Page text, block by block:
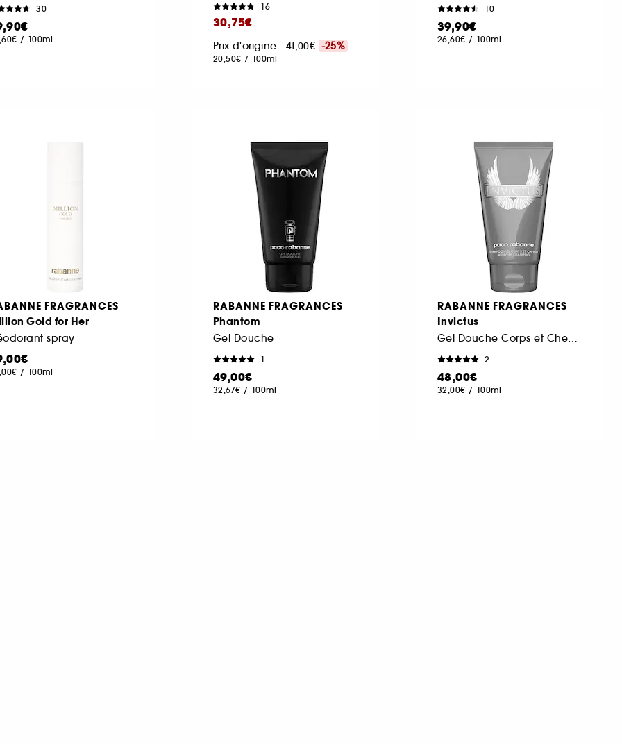
30
/ 100ml
16
30,75€
Prix d'origine : 41,00€ -25%
20,50€ / 100ml
10
39,90€
26,60€ / 100ml
FRAGRANCES
Gold for Her
spray
/ 100ml
RABANNE FRAGRANCES
Phantom
Gel Douche
1
49,00€
32,67€ / 100ml
RABANNE FRAGRANCES
Invictus
Gel Douche Corps et Cheveux
2
48,00€
32,00€ / 100ml